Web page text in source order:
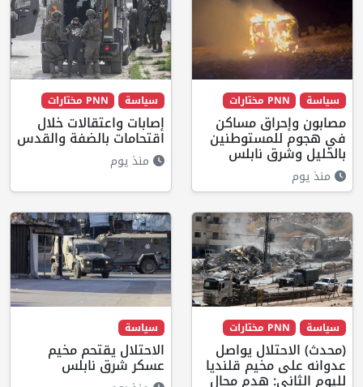
سياسة PNN مختارات
مصابون وإحراق مساكن
في هجوم للمستوطنين
بالخليل وشرق نابلس
منذ يوم
سياسة PNN مختارات
إصابات واعتقالات خلال
اقتحامات بالضفة والقدس
منذ يوم
سياسة PNN مختارات
(محدث) الاحتلال يواصل
عدوانه على مخيم قلنديا
لليوم الثاني: هدم محال
سياسة
الاحتلال يقتحم مخيم
عسكر شرق نابلس